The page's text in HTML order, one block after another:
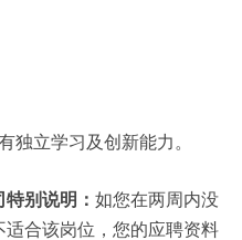
独立学习及创新能力。
特别说明：如您在两周内没
合该岗位，您的应聘资料